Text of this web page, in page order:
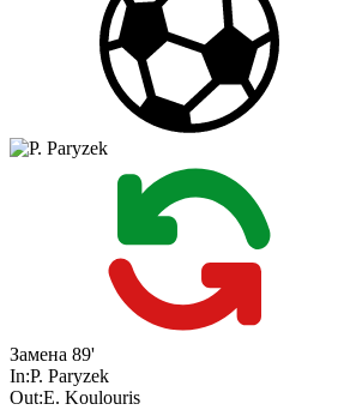
Замена 89'
In:P. Paryzek
Out:E. Koulouris